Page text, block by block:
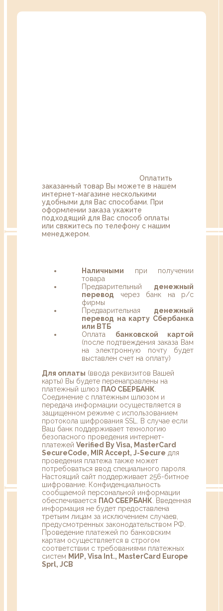
Оплатить
заказанный товар Вы можете в нашем
интернет-магазине несколькими
удобными для Вас способами. При
оформлении заказа укажите
подходящий для Вас способ оплаты
или свяжитесь по телефону с нашим
менеджером.
Наличными при получении
товара
Предварительный денежный
перевод через банк на р/с
фирмы
Предварительная денежный
перевод на карту Сбербанка
или ВТБ
Оплата банковской картой
(после подтвеждения заказа Вам
на электронную почту будет
выставлен счет на оплату)
Для оплаты (ввода реквизитов Вашей
карты) Вы будете перенаправлены на
платежный шлюз ПАО СБЕРБАНК
Соединение с платежным шлюзом и
передача информации осуществляется в
защищенном режиме с использованием
протокола шифрования SSL. В случае если
Ваш банк поддерживает технологию
безопасного проведения интернет-
платежей Verified By Visa, MasterCard
SecureCode, MIR Accept, J-Secure для
проведения платежа также может
потребоваться ввод специального пароля.
Настоящий сайт поддерживает 256-битное
шифрование. Конфиденциальность
сообщаемой персональной информации
обеспечивается ПАО СБЕРБАНК . Введенная
информация не будет предоставлена
третьим лицам за исключением случаев,
предусмотренных законодательством РФ.
Проведение платежей по банковским
картам осуществляется в строгом
соответствии с требованиями платежных
систем МИР, Visa Int., MasterCard Europe
Sprl, JCB